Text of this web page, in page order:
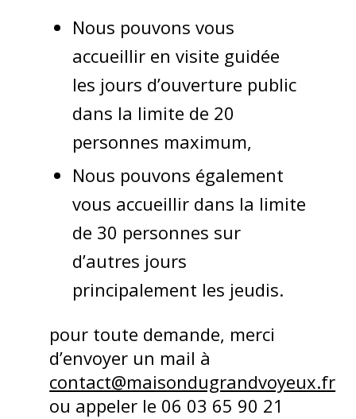
Nous pouvons vous
accueillir en visite guidée
les jours d’ouverture public
dans la limite de 20
personnes maximum,
Nous pouvons également
vous accueillir dans la limite
de 30 personnes sur
d’autres jours
principalement les jeudis.
pour toute demande, merci
d’envoyer un mail à
contact@maisondugrandvoyeux.fr
ou appeler le 06 03 65 90 21